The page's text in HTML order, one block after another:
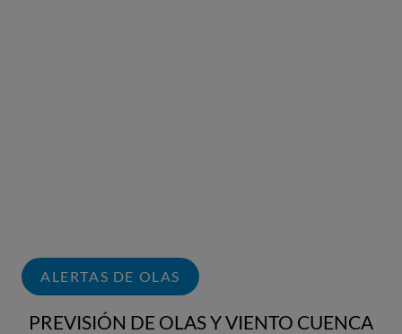
ALERTAS DE OLAS
PREVISIÓN DE OLAS Y VIENTO CUENCA